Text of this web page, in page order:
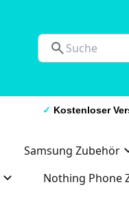
✓ Kostenloser
Samsung Zubehör
Nothing Phone